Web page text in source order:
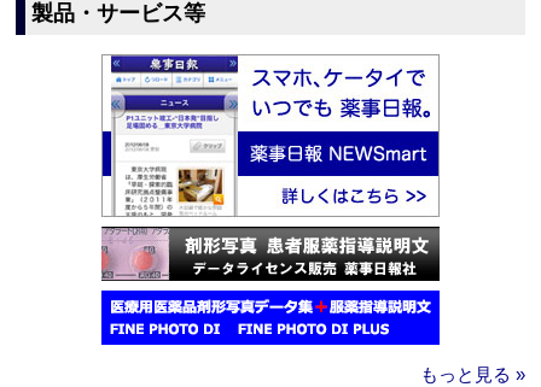
製品・サービス等
もっと見る »